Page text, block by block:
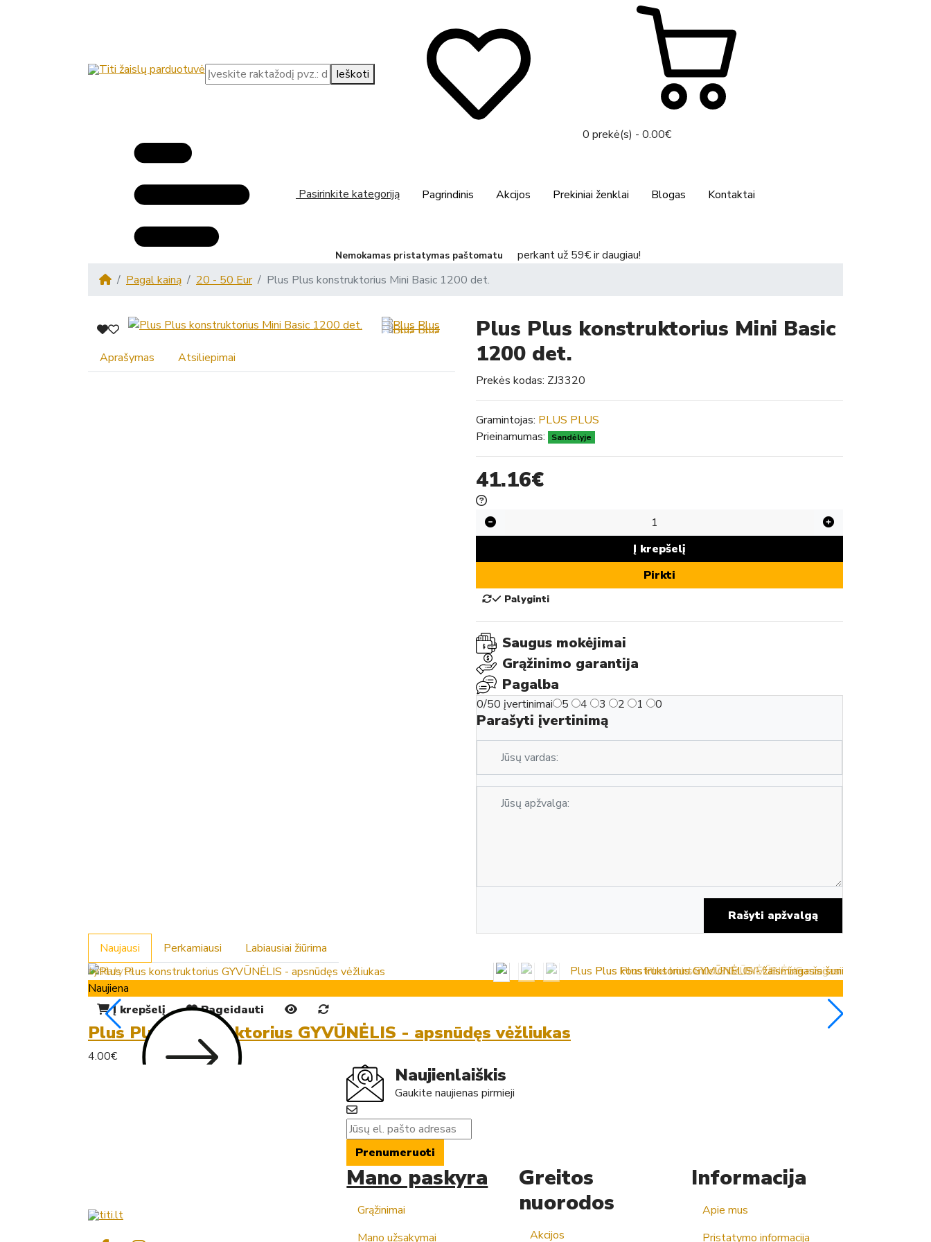
Ieškoti
0 prekė(s) - 0.00€
Pasirinkite kategoriją Pagrindinis Akcijos Prekiniai ženklai Blogas Kontaktai
Nemokamas pristatymas paštomatu
perkant už 59€ ir daugiau!
Pagal kainą
20 - 50 Eur Plus Plus konstruktorius Mini Basic 1200 det.
Aprašymas Atsiliepimai
Plus Plus konstruktorius Mini Basic
1200 det.
Prekės kodas: ZJ3320
Gramintojas: PLUS PLUS
Prieinamumas:
Sandėlyje
41.16€
Į krepšelį
Pirkti
Palyginti
Saugus mokėjimai
Grąžinimo garantija
Pagalba
0/50 įvertinimai 5 4 3 2 1 0
Parašyti įvertinimą
Rašyti apžvalgą
Naujausi Perkamiausi Labiausiai žiūrima
Naujiena
Į krepšelį
Pageidauti
Plus Plus konstruktorius GYVŪNĖLIS - apsnūdęs vėžliukas
4.00€
Naujienlaiškis
Gaukite naujienas pirmieji
Prenumeruoti
Mano paskyra
Grąžinimai
Mano užsakymai
Greitos
nuorodos
Akcijos
Informacija
Apie mus
Pristatymo informacija